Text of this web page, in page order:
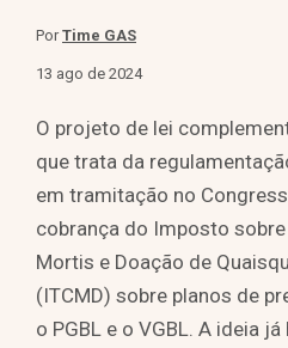
PorTime GAS
13 ago de 2024
O projeto de lei
que trata da
em tramitação no
cobrança do Imposto
Mortis e Doação de
(ITCMD) sobre planos de
o PGBL e o VGBL. A ideia